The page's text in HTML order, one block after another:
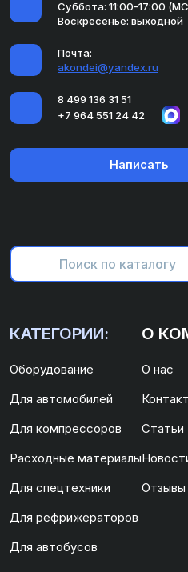
Суббота: 11:00-17:00
Воскресенье: выходной
Почта:
akondei@yandex.ru
8 499 136 31 51
+7 964 551 24 42
Написать
КАТЕГОРИИ:
Оборудование
Для автомобилей
Для компрессоров
Расходные материалы
Для спецтехники
Для рефрижераторов
Для автобусов
О
О нас
Статьи
Отзывы